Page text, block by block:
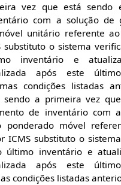
vez que está sendo
com a solução de
unitário referente ao
substituto o sistema
inventário e
após este
condições listadas
sendo a primeira vez
de inventário com
ponderado móvel
ICMS substituto o
último inventário e
após este
condições listadas